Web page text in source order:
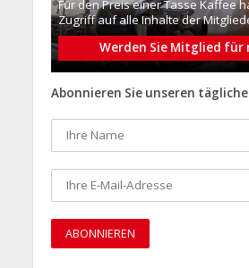
Für den Preis einer Tasse Kaffee
Zugriff auf alle Inhalte der
Werden Sie Mitglied für
Abonnieren Sie unseren